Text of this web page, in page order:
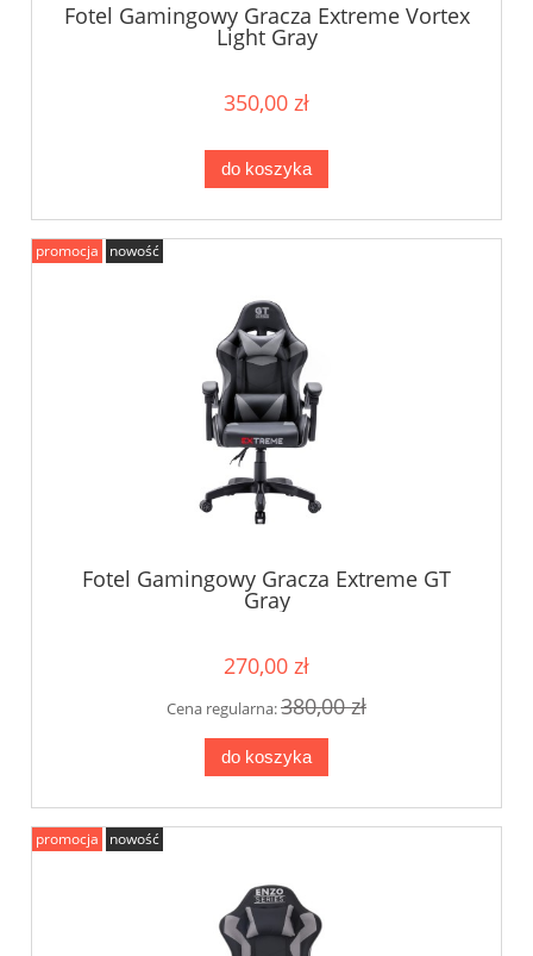
Fotel Gamingowy Gracza Extreme Vortex
Light Gray
350,00 zł
do koszyka
Fotel Gamingowy Gracza Extreme GT
Gray
270,00 zł
Cena regularna:380,00 zł
do koszyka
promocja nowość
promocja nowość